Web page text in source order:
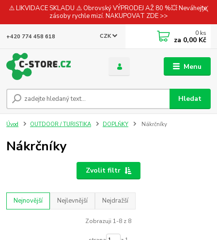
⚠️ LIKVIDACE SKLADU ⚠️ Obrovský VÝPRODEJ AŽ 80 %💥 Neváhejte,
zásoby rychle mizí. NAKUPOVAT ZDE >>
Menu
CZK
Hledat
+420 774 458 618 0 ks
za 0,00 Kč
Úvod OUTDOOR / TURISTIKA DOPLŇKY Nákrčníky
Nákrčníky
Zvolit filtr
Nejnovější Nejlevnější Nejdražší
Zobrazuji 1-8 z 8